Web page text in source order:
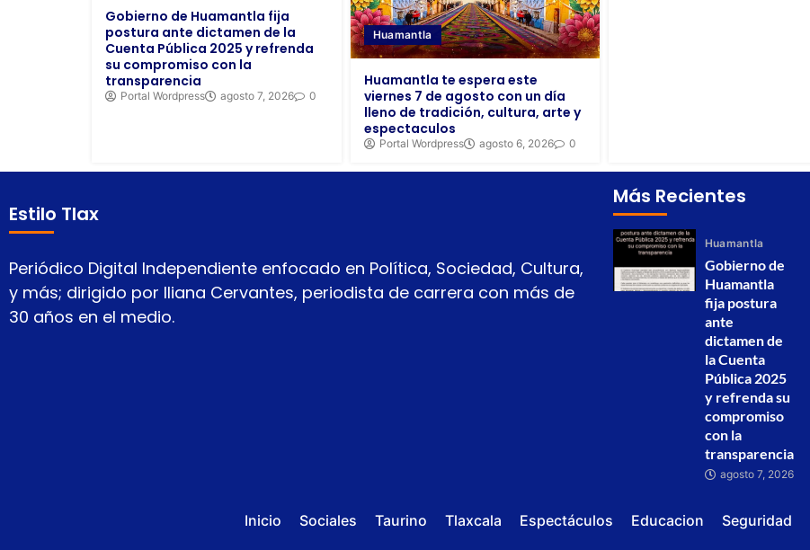
Gobierno de Huamantla fija
postura ante dictamen de la
Cuenta Pública 2025 y refrenda
su compromiso con la
transparencia
Portal Wordpress agosto 7, 2026 0
Huamantla
Huamantla te espera este
viernes 7 de agosto con un día
lleno de tradición, cultura, arte y
espectaculos
Portal Wordpress agosto 6, 2026 0
Estilo Tlax
Periódico Digital Independiente enfocado en Política, Sociedad, Cultura,
y más; dirigido por Iliana Cervantes, periodista de carrera con más de
30 años en el medio.
Más Recientes
Huamantla
Gobierno de
Huamantla
fija postura
ante
dictamen de
la Cuenta
Pública 2025
y refrenda su
compromiso
con la
transparencia
agosto 7, 2026
Inicio Sociales Taurino Tlaxcala Espectáculos Educacion Seguridad